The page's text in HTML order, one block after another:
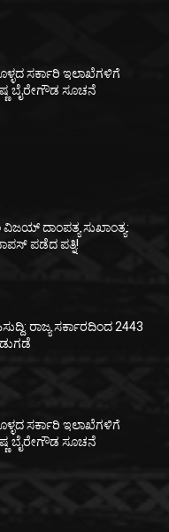
ಸರ್ಕಾರಿ ಇಲಾಖೆಗಳಿಗೆ
ಬೈರೇಗೌಡ ಸೂಚನೆ
ದಾಂಪತ್ಯ ಸುಖಾಂತ್ಯ:
ಪಡೆದ ಪತ್ನಿ!
ರಾಜ್ಯ ಸರ್ಕಾರದಿಂದ 2443
ಸರ್ಕಾರಿ ಇಲಾಖೆಗಳಿಗೆ
ಬೈರೇಗೌಡ ಸೂಚನೆ